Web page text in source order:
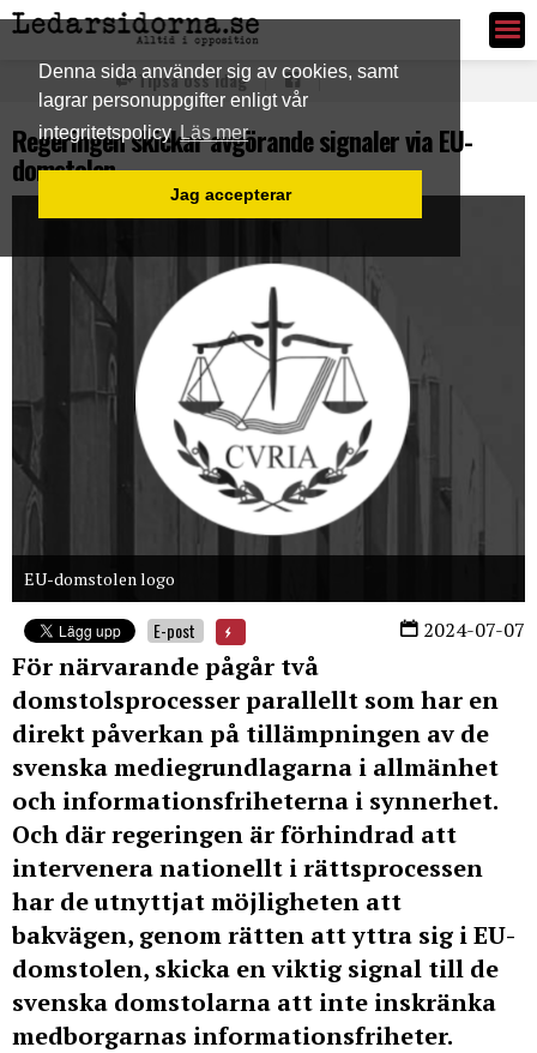
Denna sida använder sig av cookies, samt
lagrar personuppgifter enligt vår
integritetspolicyLäs mer
Jag accepterar
Ledarsidorna.se
Tipsa oss idag
Regeringen skickar avgörande signaler via EU-
domstolen
EU-domstolen logo
2024-07-07
E-post
För närvarande pågår två
domstolsprocesser parallellt som har en
direkt påverkan på tillämpningen av de
svenska mediegrundlagarna i allmänhet
och informationsfriheterna i synnerhet.
Och där regeringen är förhindrad att
intervenera nationellt i rättsprocessen
har de utnyttjat möjligheten att
bakvägen, genom rätten att yttra sig i EU-
domstolen, skicka en viktig signal till de
svenska domstolarna att inte inskränka
medborgarnas informationsfriheter.